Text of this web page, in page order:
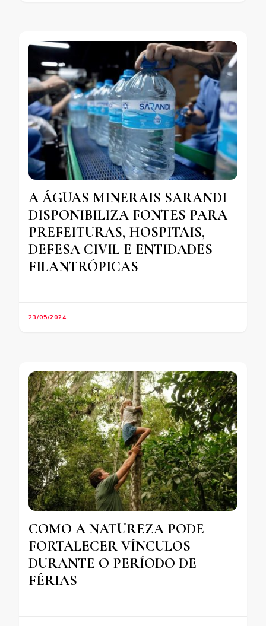
A ÁGUAS MINERAIS SARANDI
DISPONIBILIZA FONTES PARA
PREFEITURAS, HOSPITAIS,
DEFESA CIVIL E ENTIDADES
FILANTRÓPICAS
23/05/2024
COMO A NATUREZA PODE
FORTALECER VÍNCULOS
DURANTE O PERÍODO DE
FÉRIAS